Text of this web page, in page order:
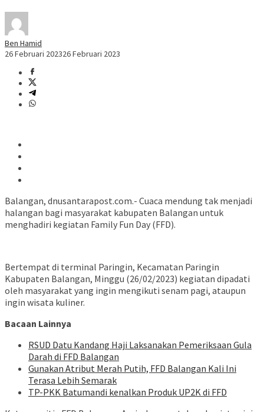
Ben Hamid
26 Februari 202326 Februari 2023
Balangan, dnusantarapost.com.- Cuaca mendung tak menjadi
halangan bagi masyarakat kabupaten Balangan untuk
menghadiri kegiatan Family Fun Day (FFD).
Bertempat di terminal Paringin, Kecamatan Paringin
Kabupaten Balangan, Minggu (26/02/2023) kegiatan dipadati
oleh masyarakat yang ingin mengikuti senam pagi, ataupun
ingin wisata kuliner.
Bacaan Lainnya
RSUD Datu Kandang Haji Laksanakan Pemeriksaan Gula
Darah di FFD Balangan
Gunakan Atribut Merah Putih, FFD Balangan Kali Ini
Terasa Lebih Semarak
TP-PKK Batumandi kenalkan Produk UP2K di FFD